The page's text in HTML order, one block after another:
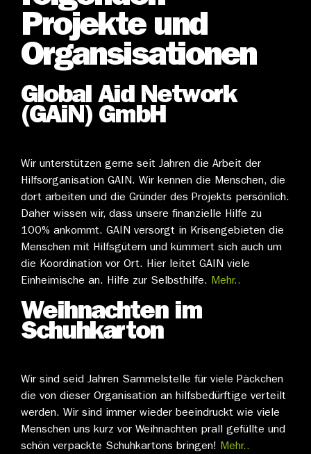
Projekte und
Organsisationen
Global Aid Network
(GAiN) GmbH
Wir unterstützen gerne seit Jahren die Arbeit der
Hilfsorganisation GAIN. Wir kennen die Menschen, die
dort arbeiten und die Gründer des Projekts persönlich.
Daher wissen wir, dass unsere finanzielle Hilfe zu
100% ankommt. GAIN versorgt in Krisengebieten die
Menschen mit Hilfsgütern und kümmert sich auch um
die Koordination vor Ort. Hier leitet GAIN viele
Einheimische an. Hilfe zur Selbsthilfe. Mehr..
Weihnachten im
Schuhkarton
Wir sind seid Jahren Sammelstelle für viele Päckchen
die von dieser Organisation an hilfsbedürftige verteilt
werden. Wir sind immer wieder beeindruckt wie viele
Menschen uns kurz vor Weihnachten prall gefüllte und
schön verpackte Schuhkartons bringen! Mehr..